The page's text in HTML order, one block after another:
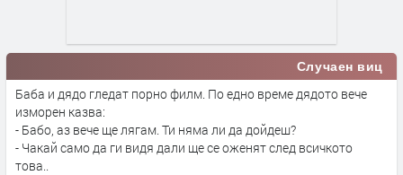
Случаен виц
Баба и дядо гледат порно филм. По едно време дядото вече
изморен казва:
- Бабо, аз вече ще лягам. Ти няма ли да дойдеш?
- Чакай само да ги видя дали ще се оженят след всичкото
това..